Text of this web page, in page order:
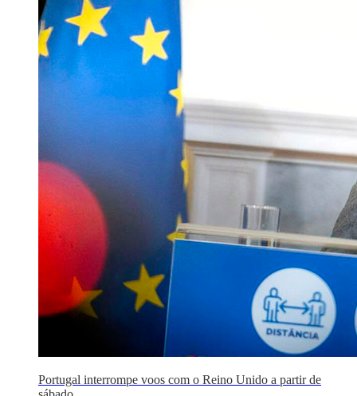
Portugal interrompe voos com o Reino Unido a partir de